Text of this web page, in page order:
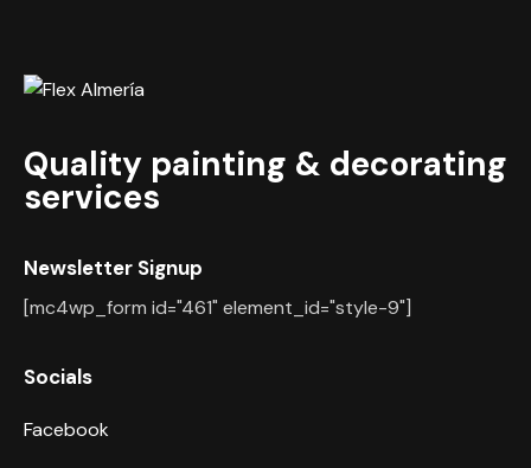
Quality painting & decorating
services
Newsletter Signup
[mc4wp_form id="461" element_id="style-9"]
Socials
Facebook